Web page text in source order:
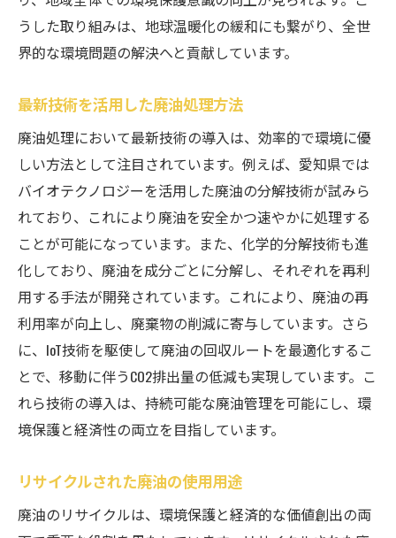
うした取り組みは、地球温暖化の緩和にも繋がり、全世
界的な環境問題の解決へと貢献しています。
最新技術を活用した廃油処理方法
廃油処理において最新技術の導入は、効率的で環境に優
しい方法として注目されています。例えば、愛知県では
バイオテクノロジーを活用した廃油の分解技術が試みら
れており、これにより廃油を安全かつ速やかに処理する
ことが可能になっています。また、化学的分解技術も進
化しており、廃油を成分ごとに分解し、それぞれを再利
用する手法が開発されています。これにより、廃油の再
利用率が向上し、廃棄物の削減に寄与しています。さら
に、IoT技術を駆使して廃油の回収ルートを最適化するこ
とで、移動に伴うCO2排出量の低減も実現しています。こ
れら技術の導入は、持続可能な廃油管理を可能にし、環
境保護と経済性の両立を目指しています。
リサイクルされた廃油の使用用途
廃油のリサイクルは、環境保護と経済的な価値創出の両